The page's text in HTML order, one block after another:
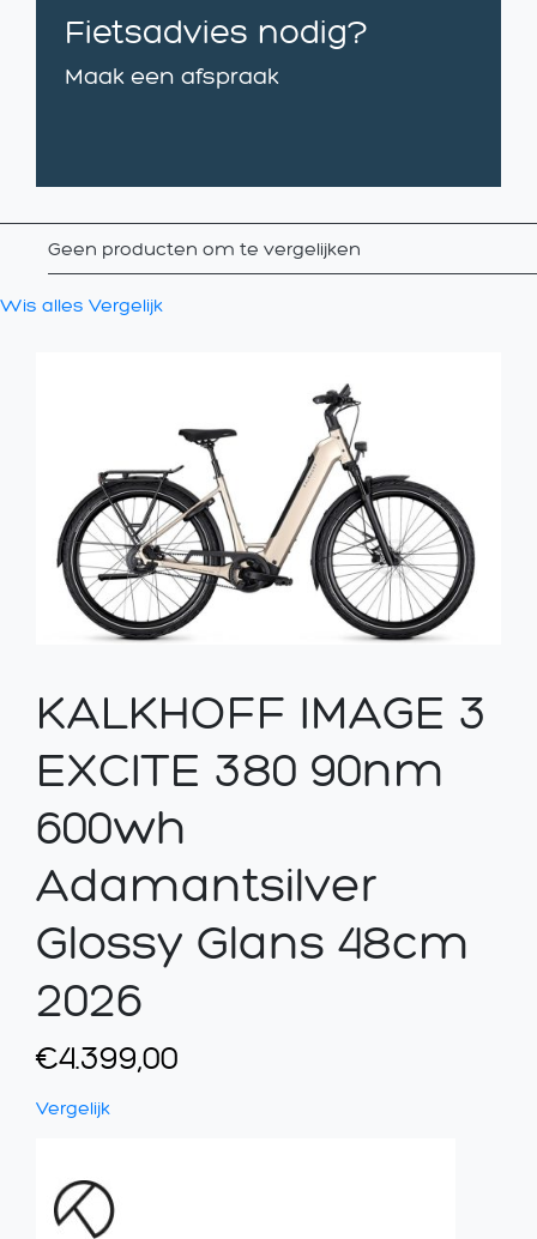
Fietsadvies nodig?
Maak een afspraak
Geen producten om te vergelijken
Wis alles Vergelijk
KALKHOFF IMAGE 3
EXCITE 380 90nm
600wh
Adamantsilver
Glossy Glans 48cm
2026
€4.399,00
Vergelijk